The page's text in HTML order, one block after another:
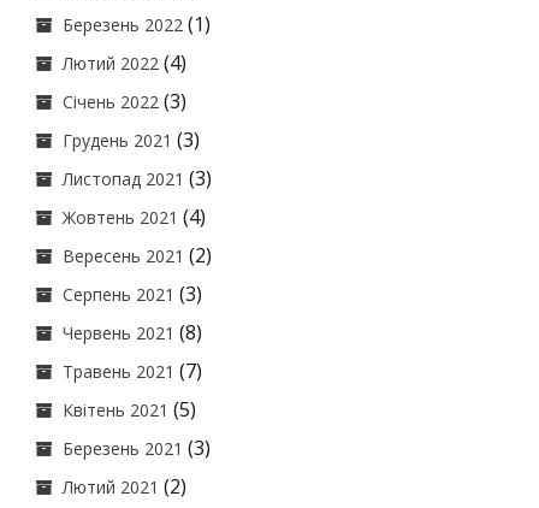
Березень 2022 (1)
Лютий 2022 (4)
Січень 2022 (3)
Грудень 2021 (3)
Листопад 2021 (3)
Жовтень 2021 (4)
Вересень 2021 (2)
Серпень 2021 (3)
Червень 2021 (8)
Травень 2021 (7)
Квітень 2021 (5)
Березень 2021 (3)
Лютий 2021 (2)